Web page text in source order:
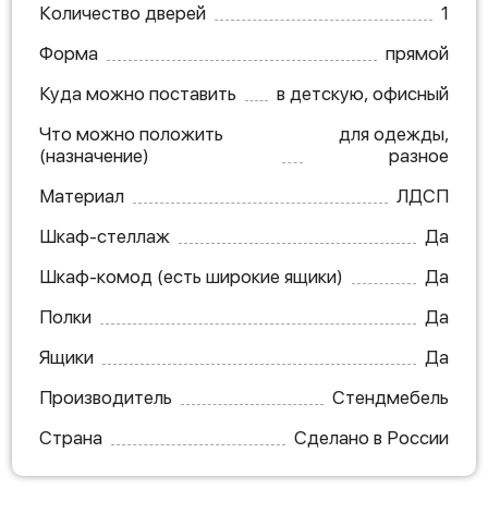
Количество дверей
1
Форма
прямой
Куда можно поставить
в детскую, офисный
Что можно положить
(назначение)
для одежды,
разное
Материал
ЛДСП
Шкаф-стеллаж
Да
Шкаф-комод (есть широкие ящики)
Да
Полки
Да
Ящики
Да
Производитель
Стендмебель
Страна
Сделано в России